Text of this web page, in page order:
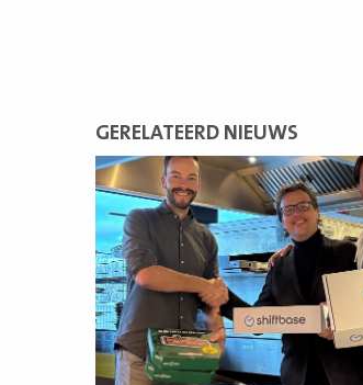
GERELATEERD NIEUWS
Lees
meer